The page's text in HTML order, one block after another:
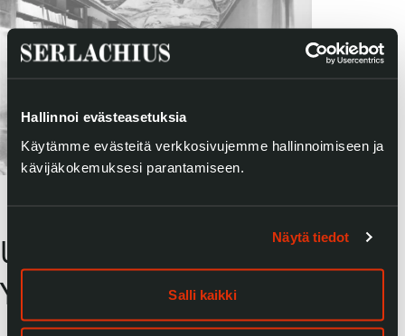
Hallinnoi evästeasetuksia
Käytämme evästeitä verkkosivujemme hallinnoimiseen ja
kävijäkokemuksesi parantamiseen.
Näytä tiedot
Salli kaikki
UUSI OPASTUS |
Yllätysvieraita!